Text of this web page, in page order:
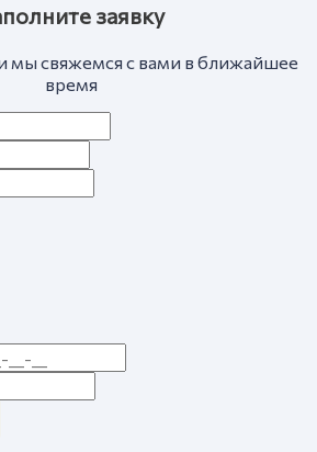
заявку
мы свяжемся с вами в ближайшее
время